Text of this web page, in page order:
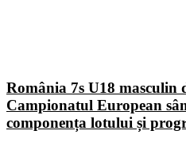
România 7s U18 masculin
Campionatul European
componența lotului și